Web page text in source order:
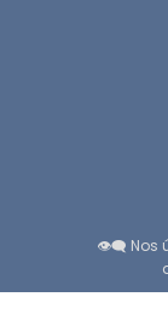
👁️‍🗨️ Nos